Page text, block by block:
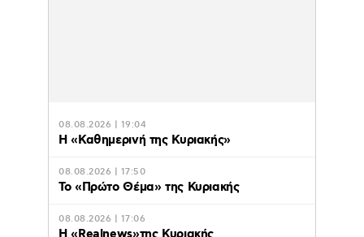
08.08.2026 | 19:04
H «Καθημερινή της Κυριακής»
08.08.2026 | 17:50
Το «Πρώτο Θέμα» της Κυριακής
08.08.2026 | 17:06